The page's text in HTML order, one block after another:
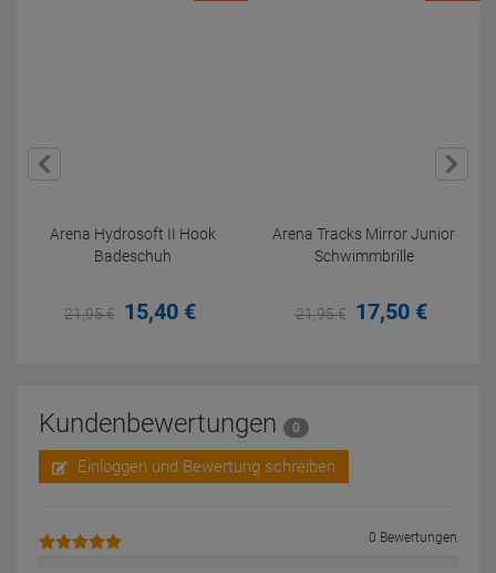
Arena Hydrosoft II Hook
Badeschuh
21,95€ 15,40 €
Arena Tracks Mirror Junior
Schwimmbrille
21,95€ 17,50 €
Kundenbewertungen 0
Einloggen und Bewertung schreiben
0 Bewertungen